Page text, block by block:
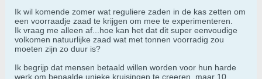
Ik wil komende zomer wat reguliere zaden in de kas zetten om
een voorraadje zaad te krijgen om mee te experimenteren.
Ik vraag me alleen af...hoe kan het dat dit super eenvoudige
volkomen natuurlijke zaad wat met tonnen voorradig zou
moeten zijn zo duur is?
Ik begrijp dat mensen betaald willen worden voor hun harde
werk om bepaalde unieke kruisingen te creeren, maar 10